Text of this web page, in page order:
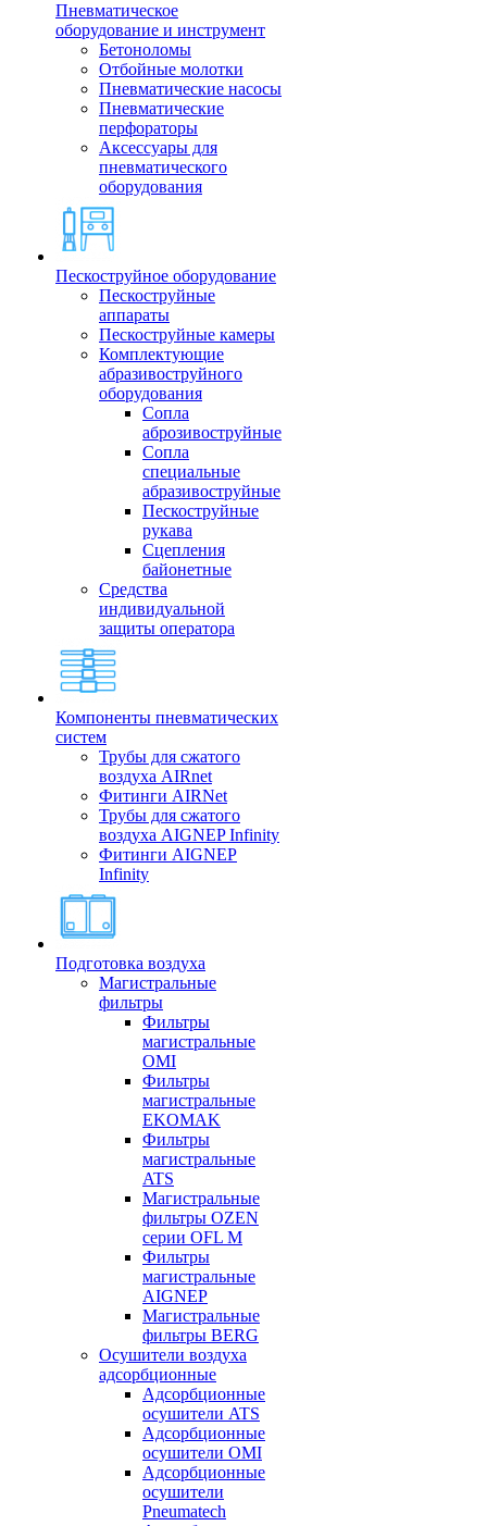
Пневматическое
оборудование и инструмент
Бетоноломы
Отбойные молотки
Пневматические насосы
Пневматические
перфораторы
Аксессуары для
пневматического
оборудования
Пескоструйное оборудование
Пескоструйные
аппараты
Пескоструйные камеры
Комплектующие
абразивоструйного
оборудования
Сопла
аброзивоструйные
Сопла
специальные
абразивоструйные
Пескоструйные
рукава
Сцепления
байонетные
Средства
индивидуальной
защиты оператора
Компоненты пневматических
систем
Трубы для сжатого
воздуха AIRnet
Фитинги AIRNet
Трубы для сжатого
воздуха AIGNEP Infinity
Фитинги AIGNEP
Infinity
Подготовка воздуха
Магистральные
фильтры
Фильтры
магистральные
OMI
Фильтры
магистральные
EKOMAK
Фильтры
магистральные
ATS
Магистральные
фильтры OZEN
серии OFL M
Фильтры
магистральные
AIGNEP
Магистральные
фильтры BERG
Осушители воздуха
адсорбционные
Адсорбционные
осушители ATS
Адсорбционные
осушители OMI
Адсорбционные
осушители
Pneumatech